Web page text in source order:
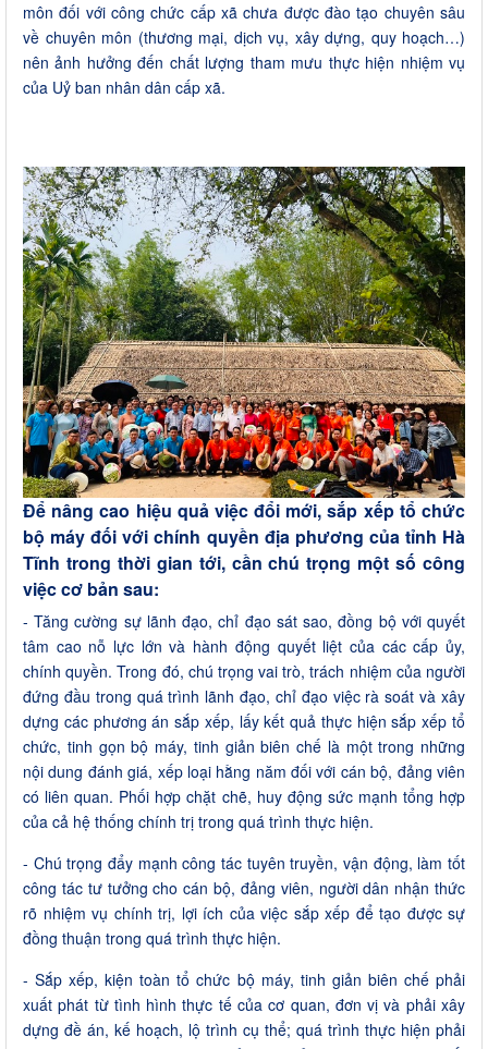
môn đối với công chức cấp xã chưa được đào tạo chuyên sâu
về chuyên môn (thương mại, dịch vụ, xây dựng, quy hoạch…)
nên ảnh hưởng đến chất lượng tham mưu thực hiện nhiệm vụ
của Uỷ ban nhân dân cấp xã.
Để nâng cao hiệu quả việc đổi mới, sắp xếp tổ chức
bộ máy đối với chính quyền địa phương của tỉnh Hà
Tĩnh trong thời gian tới, cần chú trọng một số công
việc cơ bản sau:
- Tăng cường sự lãnh đạo, chỉ đạo sát sao, đồng bộ với quyết
tâm cao nỗ lực lớn và hành động quyết liệt của các cấp ủy,
chính quyền. Trong đó, chú trọng vai trò, trách nhiệm của người
đứng đầu trong quá trình lãnh đạo, chỉ đạo việc rà soát và xây
dựng các phương án sắp xếp, lấy kết quả thực hiện sắp xếp tổ
chức, tinh gọn bộ máy, tinh giản biên chế là một trong những
nội dung đánh giá, xếp loại hằng năm đối với cán bộ, đảng viên
có liên quan. Phối hợp chặt chẽ, huy động sức mạnh tổng hợp
của cả hệ thống chính trị trong quá trình thực hiện.
- Chú trọng đẩy mạnh công tác tuyên truyền, vận động, làm tốt
công tác tư tưởng cho cán bộ, đảng viên, người dân nhận thức
rõ nhiệm vụ chính trị, lợi ích của việc sắp xếp để tạo được sự
đồng thuận trong quá trình thực hiện.
- Sắp xếp, kiện toàn tổ chức bộ máy, tinh giản biên chế phải
xuất phát từ tình hình thực tế của cơ quan, đơn vị và phải xây
dựng đề án, kế hoạch, lộ trình cụ thể; quá trình thực hiện phải